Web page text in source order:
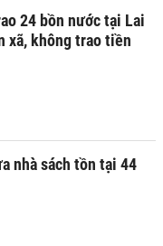
24 bồn nước tại Lai
xã, không trao tiền
nhà sách tồn tại 44